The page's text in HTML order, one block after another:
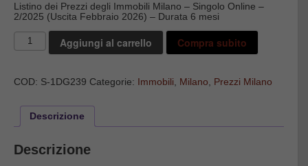
Listino dei Prezzi degli Immobili Milano – Singolo Online –
2/2025 (Uscita Febbraio 2026) – Durata 6 mesi
Immobili
Milano
Online
2/2025
quantità
Aggiungi al carrello Compra subito
COD: S-1DG239 Categorie: Immobili, Milano, Prezzi Milano
Descrizione
Descrizione